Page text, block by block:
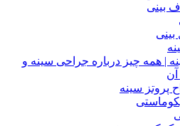
بینی
| همه چیز درباره جراحی سینه و
پروتز سینه